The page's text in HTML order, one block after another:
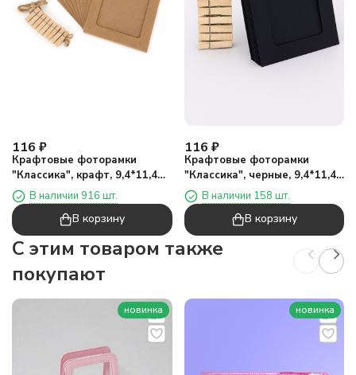
116 ₽
Крафтовые фоторамки
"Классика", крафт, 9,4*11,4
см В наличии 916 шт.
В корзину
116 ₽
Крафтовые фоторамки
"Классика", черные, 9,4*11,4
см В наличии 158 шт.
В корзину
C этим товаром также
покупают
новинка новинка